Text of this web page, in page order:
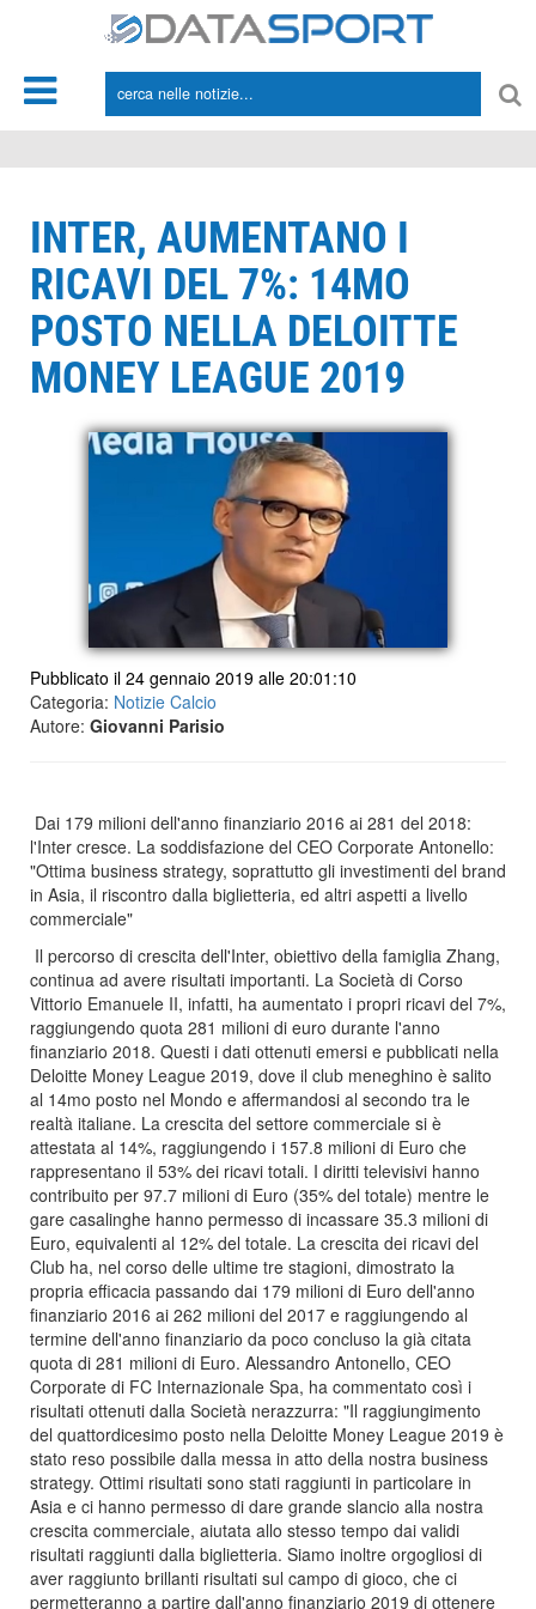
INTER, AUMENTANO I
RICAVI DEL 7%: 14MO
POSTO NELLA DELOITTE
MONEY LEAGUE 2019
Pubblicato il 24 gennaio 2019 alle 20:01:10
Categoria: Notizie Calcio
Autore: Giovanni Parisio
Dai 179 milioni dell'anno finanziario 2016 ai 281 del 2018:
l'Inter cresce. La soddisfazione del CEO Corporate Antonello:
"Ottima business strategy, soprattutto gli investimenti del brand
in Asia, il riscontro dalla biglietteria, ed altri aspetti a livello
commerciale"
Il percorso di crescita dell'Inter, obiettivo della famiglia Zhang,
continua ad avere risultati importanti. La Società di Corso
Vittorio Emanuele II, infatti, ha aumentato i propri ricavi del 7%,
raggiungendo quota 281 milioni di euro durante l'anno
finanziario 2018. Questi i dati ottenuti emersi e pubblicati nella
Deloitte Money League 2019, dove il club meneghino è salito
al 14mo posto nel Mondo e affermandosi al secondo tra le
realtà italiane. La crescita del settore commerciale si è
attestata al 14%, raggiungendo i 157.8 milioni di Euro che
rappresentano il 53% dei ricavi totali. I diritti televisivi hanno
contribuito per 97.7 milioni di Euro (35% del totale) mentre le
gare casalinghe hanno permesso di incassare 35.3 milioni di
Euro, equivalenti al 12% del totale. La crescita dei ricavi del
Club ha, nel corso delle ultime tre stagioni, dimostrato la
propria efficacia passando dai 179 milioni di Euro dell'anno
finanziario 2016 ai 262 milioni del 2017 e raggiungendo al
termine dell'anno finanziario da poco concluso la già citata
quota di 281 milioni di Euro. Alessandro Antonello, CEO
Corporate di FC Internazionale Spa, ha commentato così i
risultati ottenuti dalla Società nerazzurra: "Il raggiungimento
del quattordicesimo posto nella Deloitte Money League 2019 è
stato reso possibile dalla messa in atto della nostra business
strategy. Ottimi risultati sono stati raggiunti in particolare in
Asia e ci hanno permesso di dare grande slancio alla nostra
crescita commerciale, aiutata allo stesso tempo dai validi
risultati raggiunti dalla biglietteria. Siamo inoltre orgogliosi di
aver raggiunto brillanti risultati sul campo di gioco, che ci
permetteranno a partire dall'anno finanziario 2019 di ottenere